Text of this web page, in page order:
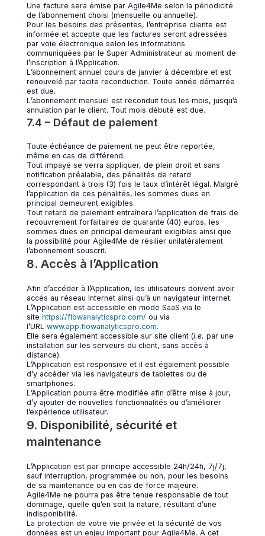
Une facture sera émise par Agile4Me selon la périodicité
de l’abonnement choisi (mensuelle ou annuelle).
Pour les besoins des présentes, l’entreprise cliente est
informée et accepte que les factures seront adressées
par voie électronique selon les informations
communiquées par le Super Administrateur au moment de
l’inscription à l’Application.
L’abonnement annuel cours de janvier à décembre et est
renouvelé par tacite reconduction. Toute année démarrée
est due.
L’abonnement mensuel est reconduit tous les mois, jusqu’à
annulation par le client. Tout mois débuté est due.
7.4 – Défaut de paiement
Toute échéance de paiement ne peut être reportée,
même en cas de différend.
Tout impayé se verra appliquer, de plein droit et sans
notification préalable, des pénalités de retard
correspondant à trois (3) fois le taux d’intérêt légal. Malgré
l’application de ces pénalités, les sommes dues en
principal demeurent exigibles.
Tout retard de paiement entraînera l’application de frais de
recouvrement forfaitaires de quarante (40) euros, les
sommes dues en principal demeurant exigibles ainsi que
la possibilité pour Agile4Me de résilier unilatéralement
l’abonnement souscrit.
8. Accès à l’Application
Afin d’accéder à l’Application, les utilisateurs doivent avoir
accès au réseau Internet ainsi qu’à un navigateur internet.
L’Application est accessible en mode SaaS via le
site https://flowanalyticspro.com/ ou via
l’URL www.app.flowanalyticspro.com.
Elle sera également accessible sur site client (i.e. par une
installation sur les serveurs du client, sans accès à
distance).
L’Application est responsive et il est également possible
d’y accéder via les navigateurs de tablettes ou de
smartphones.
L’Application pourra être modifiée afin d’être mise à jour,
d’y ajouter de nouvelles fonctionnalités ou d’améliorer
l’expérience utilisateur.
9. Disponibilité, sécurité et
maintenance
L’Application est par principe accessible 24h/24h, 7j/7j,
sauf interruption, programmée ou non, pour les besoins
de sa maintenance ou en cas de force majeure.
Agile4Me ne pourra pas être tenue responsable de tout
dommage, quelle qu’en soit la nature, résultant d’une
indisponibilité.
La protection de votre vie privée et la sécurité de vos
données est un enjeu important pour Agile4Me. A cet